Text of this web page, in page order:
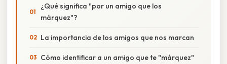
¿Qué significa "por un amigo que los
márquez"?
La importancia de los amigos que nos marcan
Cómo identificar a un amigo que te "márquez"